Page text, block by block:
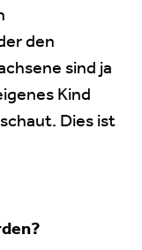
den
sind ja
Kind
Dies ist